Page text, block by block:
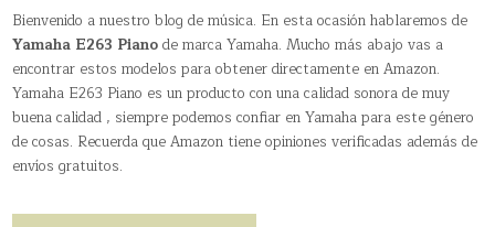
Bienvenido a nuestro blog de música. En esta ocasión hablaremos de
Yamaha E263 Pianode marca Yamaha. Mucho más abajo vas a
encontrar estos modelos para obtener directamente en Amazon.
Yamaha E263 Piano es un producto con una calidad sonora de muy
buena calidad , siempre podemos confiar en Yamaha para este género
de cosas. Recuerda que Amazon tiene opiniones verificadas además de
envíos gratuitos.